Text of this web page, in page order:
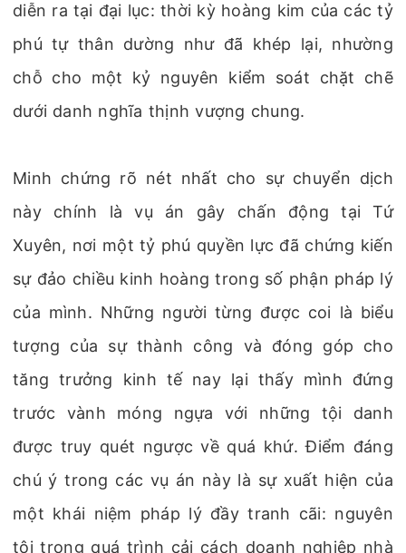
diễn ra tại đại lục: thời kỳ hoàng kim của các tỷ
phú tự thân dường như đã khép lại, nhường
chỗ cho một kỷ nguyên kiểm soát chặt chẽ
dưới danh nghĩa thịnh vượng chung.
Minh chứng rõ nét nhất cho sự chuyển dịch
này chính là vụ án gây chấn động tại Tứ
Xuyên, nơi một tỷ phú quyền lực đã chứng kiến
sự đảo chiều kinh hoàng trong số phận pháp lý
của mình. Những người từng được coi là biểu
tượng của sự thành công và đóng góp cho
tăng trưởng kinh tế nay lại thấy mình đứng
trước vành móng ngựa với những tội danh
được truy quét ngược về quá khứ. Điểm đáng
chú ý trong các vụ án này là sự xuất hiện của
một khái niệm pháp lý đầy tranh cãi: nguyên
tội trong quá trình cải cách doanh nghiệp nhà